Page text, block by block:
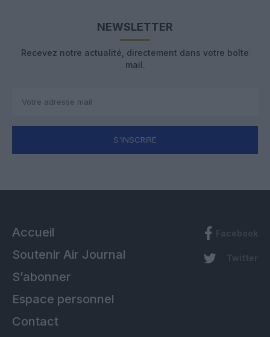
NEWSLETTER
Recevez notre actualité, directement dans votre boîte
mail.
S'INSCRIRE
Accueil
Soutenir Air Journal
S’abonner
Espace personnel
Contact